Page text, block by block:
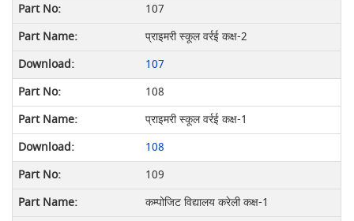
107
प्राइमरी स्कूल वर्रई कक्ष-2
107
108
प्राइमरी स्कूल वर्रई कक्ष-1
108
109
कम्पोजिट विद्यालय करेली कक्ष-1